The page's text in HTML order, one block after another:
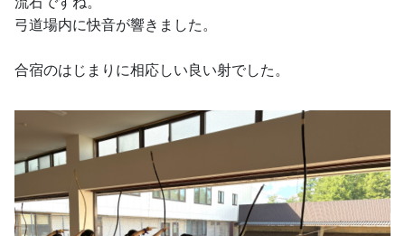
弓道場内に快音が響きました。
合宿のはじまりに相応しい良い射でした。